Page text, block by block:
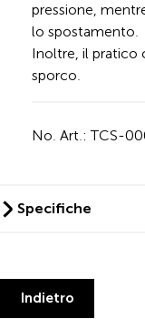
pressione,
lo spostamento.
Inoltre, il pratico
sporco.
No. Art.: TCS-
Specifiche
Indietro